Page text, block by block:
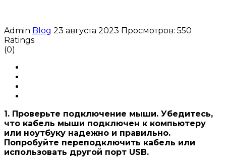
Admin Blog 23 августа 2023 Просмотров: 550
Ratings
(0)
1. Проверьте подключение мыши. Убедитесь,
что кабель мыши подключен к компьютеру
или ноутбуку надежно и правильно.
Попробуйте переподключить кабель или
использовать другой порт USB.